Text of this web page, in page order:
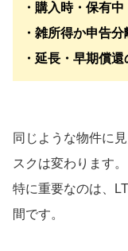
・購入時・保有
・雑所得か申告
・延長・早期償
同じような物件に
スクは変わります。
特に重要なのは、
間です。